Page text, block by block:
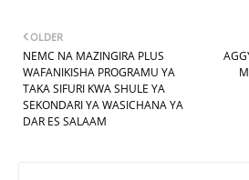
OLDER
NEMC NA MAZINGIRA PLUS
WAFANIKISHA PROGRAMU YA
TAKA SIFURI KWA SHULE YA
SEKONDARI YA WASICHANA YA
DAR ES SALAAM